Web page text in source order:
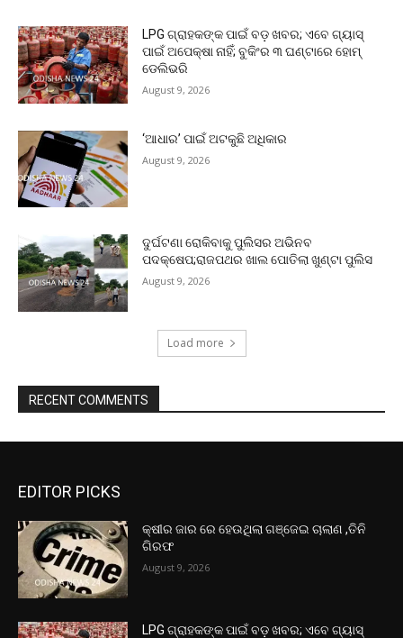
LPG ଗ୍ରାହକଙ୍କ ପାଇଁ ବଡ଼ ଖବର; ଏବେ ଗ୍ୟାସ୍‌
ପାଇଁ ଅପେକ୍ଷା ନାହିଁ; ବୁକିଂର ୩ ଘଣ୍ଟାରେ ହୋମ୍‌
ଡେଲିଭରି
August 9, 2026
‘ଆଧାର’ ପାଇଁ ଅଟକୁଛି ଅଧିକାର
August 9, 2026
ଦୁର୍ଘଟଣା ରୋକିବାକୁ ପୁଲିସର ଅଭିନବ
ପଦକ୍ଷେପ;ରାଜପଥର ଖାଲ ପୋତିଲା ଖୁଣ୍ଟା ପୁଲିସ
August 9, 2026
Load more
RECENT COMMENTS
EDITOR PICKS
କ୍ଷୀର ଜାର ରେ ହେଉଥିଲା ଗଞ୍ଜେଇ ଚାଲାଣ ,ତିନି
ଗିରଫ
August 9, 2026
LPG ଗ୍ରାହକଙ୍କ ପାଇଁ ବଡ଼ ଖବର; ଏବେ ଗ୍ୟାସ୍‌